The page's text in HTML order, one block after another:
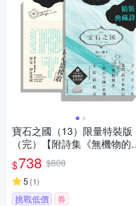
寶石之國（13）限量特裝版
（完）【附詩集《無機物的
思接收》，另贈台灣限定典藏
閃膜書籤】【城邦讀書花園】
$738 $808
5 (1)
挑戰低價 券